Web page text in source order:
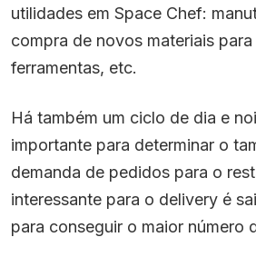
utilidades em Space Chef:
compra de novos materiais
ferramentas, etc.
Há também um ciclo de dia e
importante para determinar o
demanda de pedidos para o
interessante para o delivery é
para conseguir o maior número